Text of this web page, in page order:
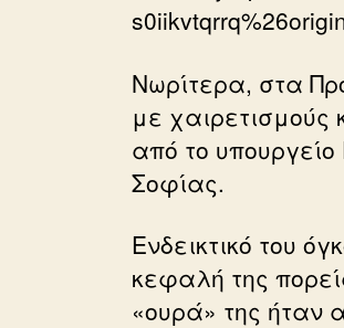
Νωρίτερα, στα
με χαιρετισμούς
από το
Σοφίας.
Ενδεικτικό του
κεφαλή της
«ουρά» της ήταν